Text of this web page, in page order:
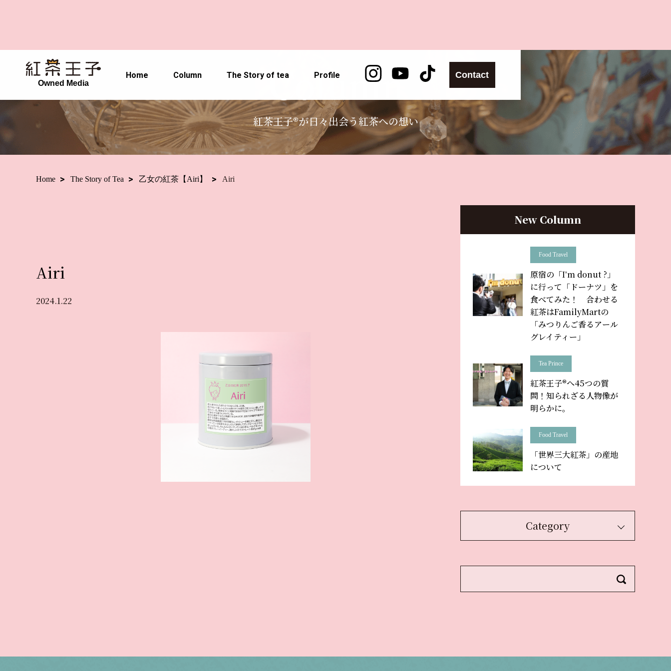
Owned Media
Home Column The Story of tea Profile Contact
Column
紅茶王子®が日々出会う紅茶への想い
Home The Story of Tea 乙女の紅茶【Airi】 Airi
Airi
2024.1.22
New Column
Food Travel
原宿の「Iʼm donut ?」
に行って「ドーナツ」を
食べてみた！ 合わせる
紅茶はFamilyMartの
「みつりんご香るアール
グレイティー」
Tea Prince
紅茶王子®へ45つの質
問！知られざる人物像が
明らかに。
Food Travel
「世界三大紅茶」の産地
について
Category